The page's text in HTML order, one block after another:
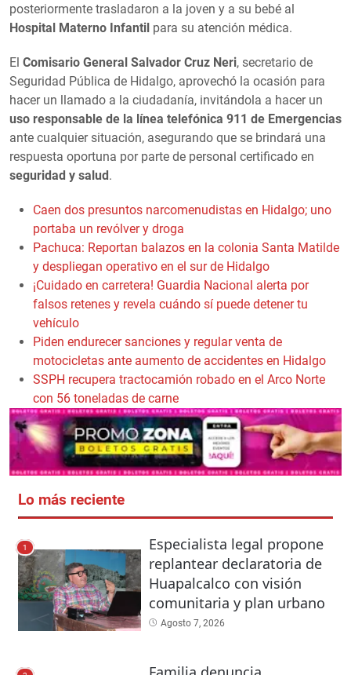
posteriormente trasladaron a la joven y a su bebé al
Hospital Materno Infantil para su atención médica.
El Comisario General Salvador Cruz Neri, secretario de
Seguridad Pública de Hidalgo, aprovechó la ocasión para
hacer un llamado a la ciudadanía, invitándola a hacer un
uso responsable de la línea telefónica 911 de Emergencias
ante cualquier situación, asegurando que se brindará una
respuesta oportuna por parte de personal certificado en
seguridad y salud.
Caen dos presuntos narcomenudistas en Hidalgo; uno
portaba un revólver y droga
Pachuca: Reportan balazos en la colonia Santa Matilde
y despliegan operativo en el sur de Hidalgo
¡Cuidado en carretera! Guardia Nacional alerta por
falsos retenes y revela cuándo sí puede detener tu
vehículo
Piden endurecer sanciones y regular venta de
motocicletas ante aumento de accidentes en Hidalgo
SSPH recupera tractocamión robado en el Arco Norte
con 56 toneladas de carne
Lo más reciente
1
Especialista legal propone
replantear declaratoria de
Huapalcalco con visión
comunitaria y plan urbano
Agosto 7, 2026